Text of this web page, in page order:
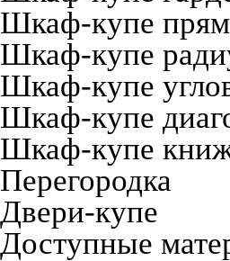
Шкаф-купе
Шкаф-купе
Шкаф-купе
Шкаф-купе
Шкаф-купе
Перегородка
Двери-купе
Доступные